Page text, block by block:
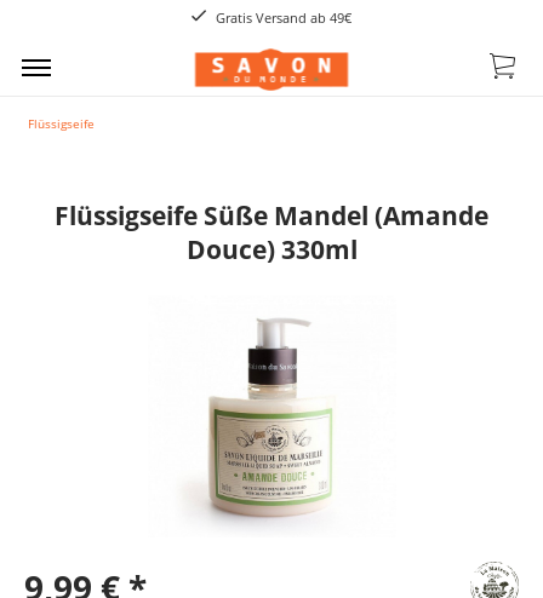
Gratis Versand ab 49€
Flüssigseife
Flüssigseife Süße Mandel (Amande
Douce) 330ml
9,99 € *